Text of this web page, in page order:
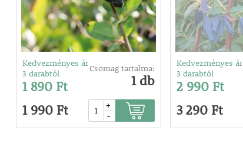
Kedvezményes ár
3 darabtól
1 890 Ft
Csomag tartalma:
1 db
1 990 Ft
+
-
Kedvezményes ár
3 darabtól
2 990 Ft
3 290 Ft